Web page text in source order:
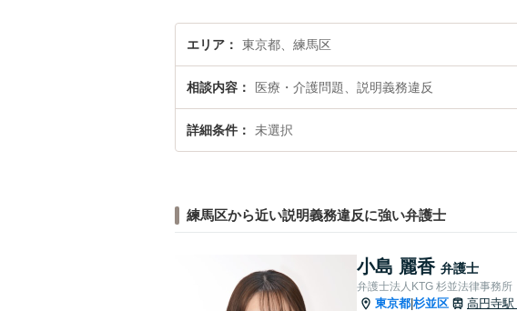
エリア 東京都、練馬区
相談内容 医療・介護問題、説明義務違反
詳細条件 未選択
練馬区から近い説明義務違反に強い弁護士
小島 麗香 弁護士
弁護士法人KTG 杉並法律事務所
東京都 杉並区 高円寺駅